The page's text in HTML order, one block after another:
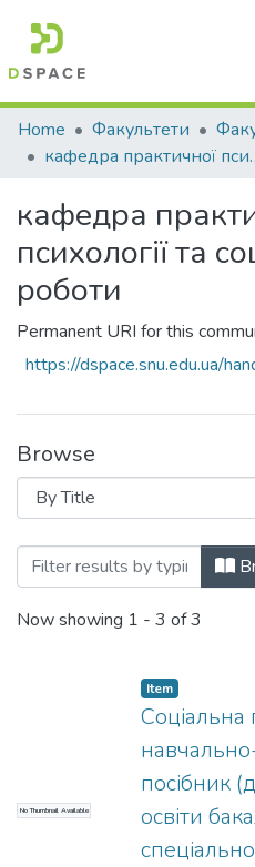
Communities & Collections
All of DSpace
Home Факультети
кафедра
кафедра
психології та
роботи
Permanent URI for this
https://dspace.snu.edu.ua/
Browse
Browsing кафедра
Now showing 1 - 3 of 3
No Thumbnail Available
Item
Соціальна
посібник
освіти